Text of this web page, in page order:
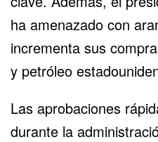
ha amenazado con
incrementa sus
y petróleo
Las aprobaciones
durante la